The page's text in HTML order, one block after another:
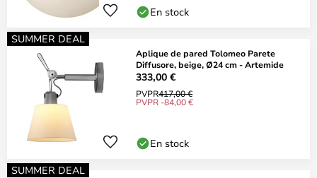
En stock
SUMMER DEAL
Aplique de pared Tolomeo Parete
Diffusore, beige, Ø24 cm - Artemide
333,00 €
PVPR417,00 €
PVPR -84,00 €
En stock
SUMMER DEAL